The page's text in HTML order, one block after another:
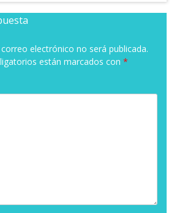
electrónico no será publicada.
están marcados con *